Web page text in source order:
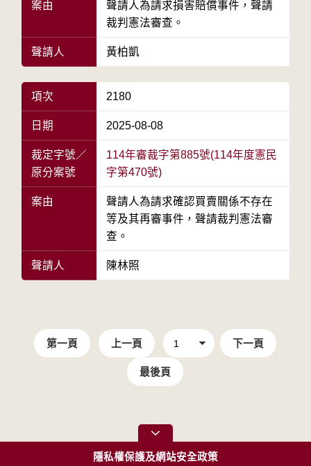
案由
聲請人為請求損害賠償事件，聲請
裁判憲法審查。
聲請人 黃柏凱
項次 2180
日期 2025-08-08
裁定字號／
原分案號
114年審裁字第885號(114年度憲民
字第470號)
案由
聲請人為請求確認買賣關係不存在
等及其再審事件，聲請裁判憲法審
查。
聲請人 陳林照
第一頁 上一頁 下一頁
最後頁
隱私權保護及網站安全政策